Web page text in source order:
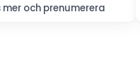
mer och prenumerera